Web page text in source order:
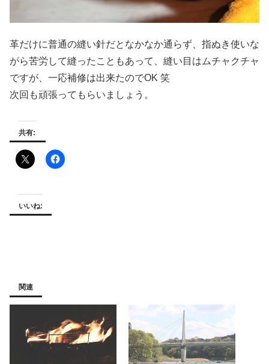
革だけに普通の縫い針だとなかなか通らず、指ぬき使いな
がら苦労して縫ったこともあって、縫い目はムチャクチャ
ですが、一応補修は出来たのでOK 笑
次回も頑張ってもらいましょう。
共有:
いいね:
関連